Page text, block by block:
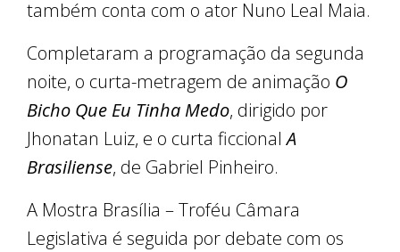
também conta com o ator Nuno Leal Maia.
Completaram a programação da segunda
noite, o curta-metragem de animação O
Bicho Que Eu Tinha Medo, dirigido por
Jhonatan Luiz, e o curta ficcionalA
Brasiliense, de Gabriel Pinheiro.
A Mostra Brasília – Troféu Câmara
Legislativa é seguida por debate com os